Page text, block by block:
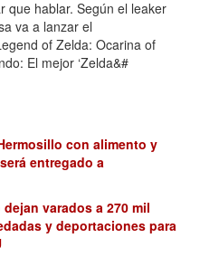
que hablar. Según el leaker
va a lanzar el
of Zelda: Ocarina of
El mejor ‘Zelda&#
con alimento y
entregado a
dejan varados a 270 mil
y deportaciones para